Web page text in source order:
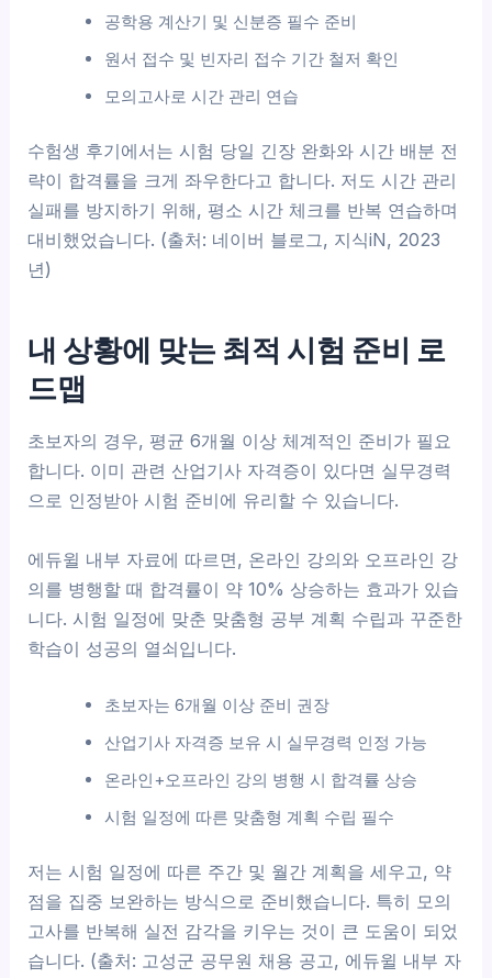
공학용 계산기 및 신분증 필수 준비
원서 접수 및 빈자리 접수 기간 철저 확인
모의고사로 시간 관리 연습
수험생 후기에서는 시험 당일 긴장 완화와 시간 배분 전
략이 합격률을 크게 좌우한다고 합니다. 저도 시간 관리
실패를 방지하기 위해, 평소 시간 체크를 반복 연습하며
대비했었습니다. (출처: 네이버 블로그, 지식iN, 2023
년)
내 상황에 맞는 최적 시험 준비 로
드맵
초보자의 경우, 평균 6개월 이상 체계적인 준비가 필요
합니다. 이미 관련 산업기사 자격증이 있다면 실무경력
으로 인정받아 시험 준비에 유리할 수 있습니다.
에듀윌 내부 자료에 따르면, 온라인 강의와 오프라인 강
의를 병행할 때 합격률이 약 10% 상승하는 효과가 있습
니다. 시험 일정에 맞춘 맞춤형 공부 계획 수립과 꾸준한
학습이 성공의 열쇠입니다.
초보자는 6개월 이상 준비 권장
산업기사 자격증 보유 시 실무경력 인정 가능
온라인+오프라인 강의 병행 시 합격률 상승
시험 일정에 따른 맞춤형 계획 수립 필수
저는 시험 일정에 따른 주간 및 월간 계획을 세우고, 약
점을 집중 보완하는 방식으로 준비했습니다. 특히 모의
고사를 반복해 실전 감각을 키우는 것이 큰 도움이 되었
습니다. (출처: 고성군 공무원 채용 공고, 에듀윌 내부 자